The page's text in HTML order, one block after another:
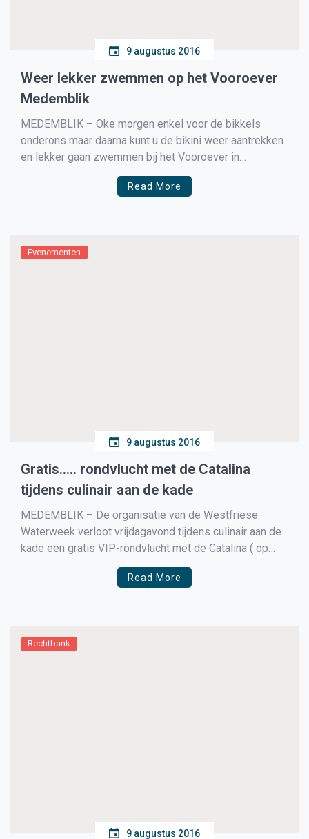
9 augustus 2016
Weer lekker zwemmen op het Vooroever
Medemblik
MEDEMBLIK – Oke morgen enkel voor de bikkels
onderons maar daarna kunt u de bikini weer aantrekken
en lekker gaan zwemmen bij het Vooroever in
Medemblik. Zeker nu het warme zomerweer vanaf
vrijdag weer onze provincie gaat bezoeken.
Read More
Evenementen
9 augustus 2016
Gratis….. rondvlucht met de Catalina
tijdens culinair aan de kade
MEDEMBLIK – De organisatie van de Westfriese
Waterweek verloot vrijdagavond tijdens culinair aan de
kade een gratis VIP-rondvlucht met de Catalina ( op
Read More
Rechtbank
9 augustus 2016